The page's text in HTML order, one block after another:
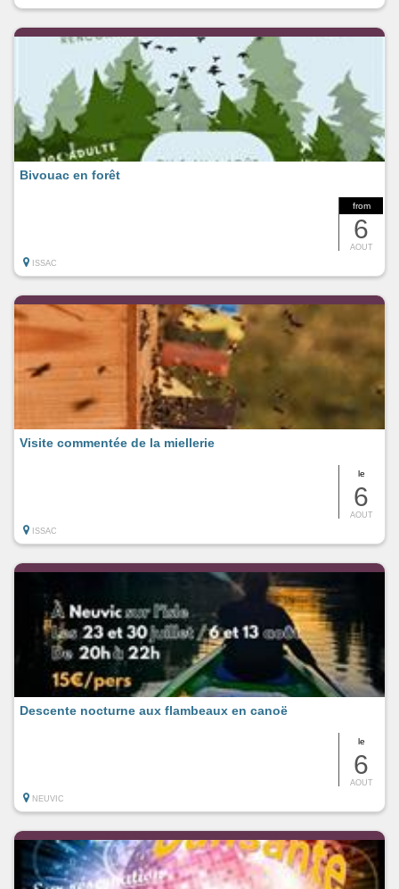
from
6
AOUT
Bivouac en forêt
ISSAC
le
6
AOUT
Visite commentée de la miellerie
ISSAC
le
6
AOUT
Descente nocturne aux flambeaux en canoë
NEUVIC